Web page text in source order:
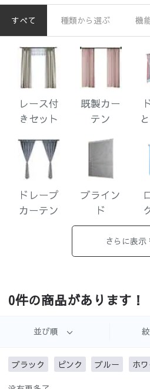
すべて 種類から選ぶ 機
レース付
きセット
既製カー
テン
ドレープ
カーテン
ブライン
ド
め
さらに表示
0件の商品があります！
並び順
ブラック ピンク ブルー ホ